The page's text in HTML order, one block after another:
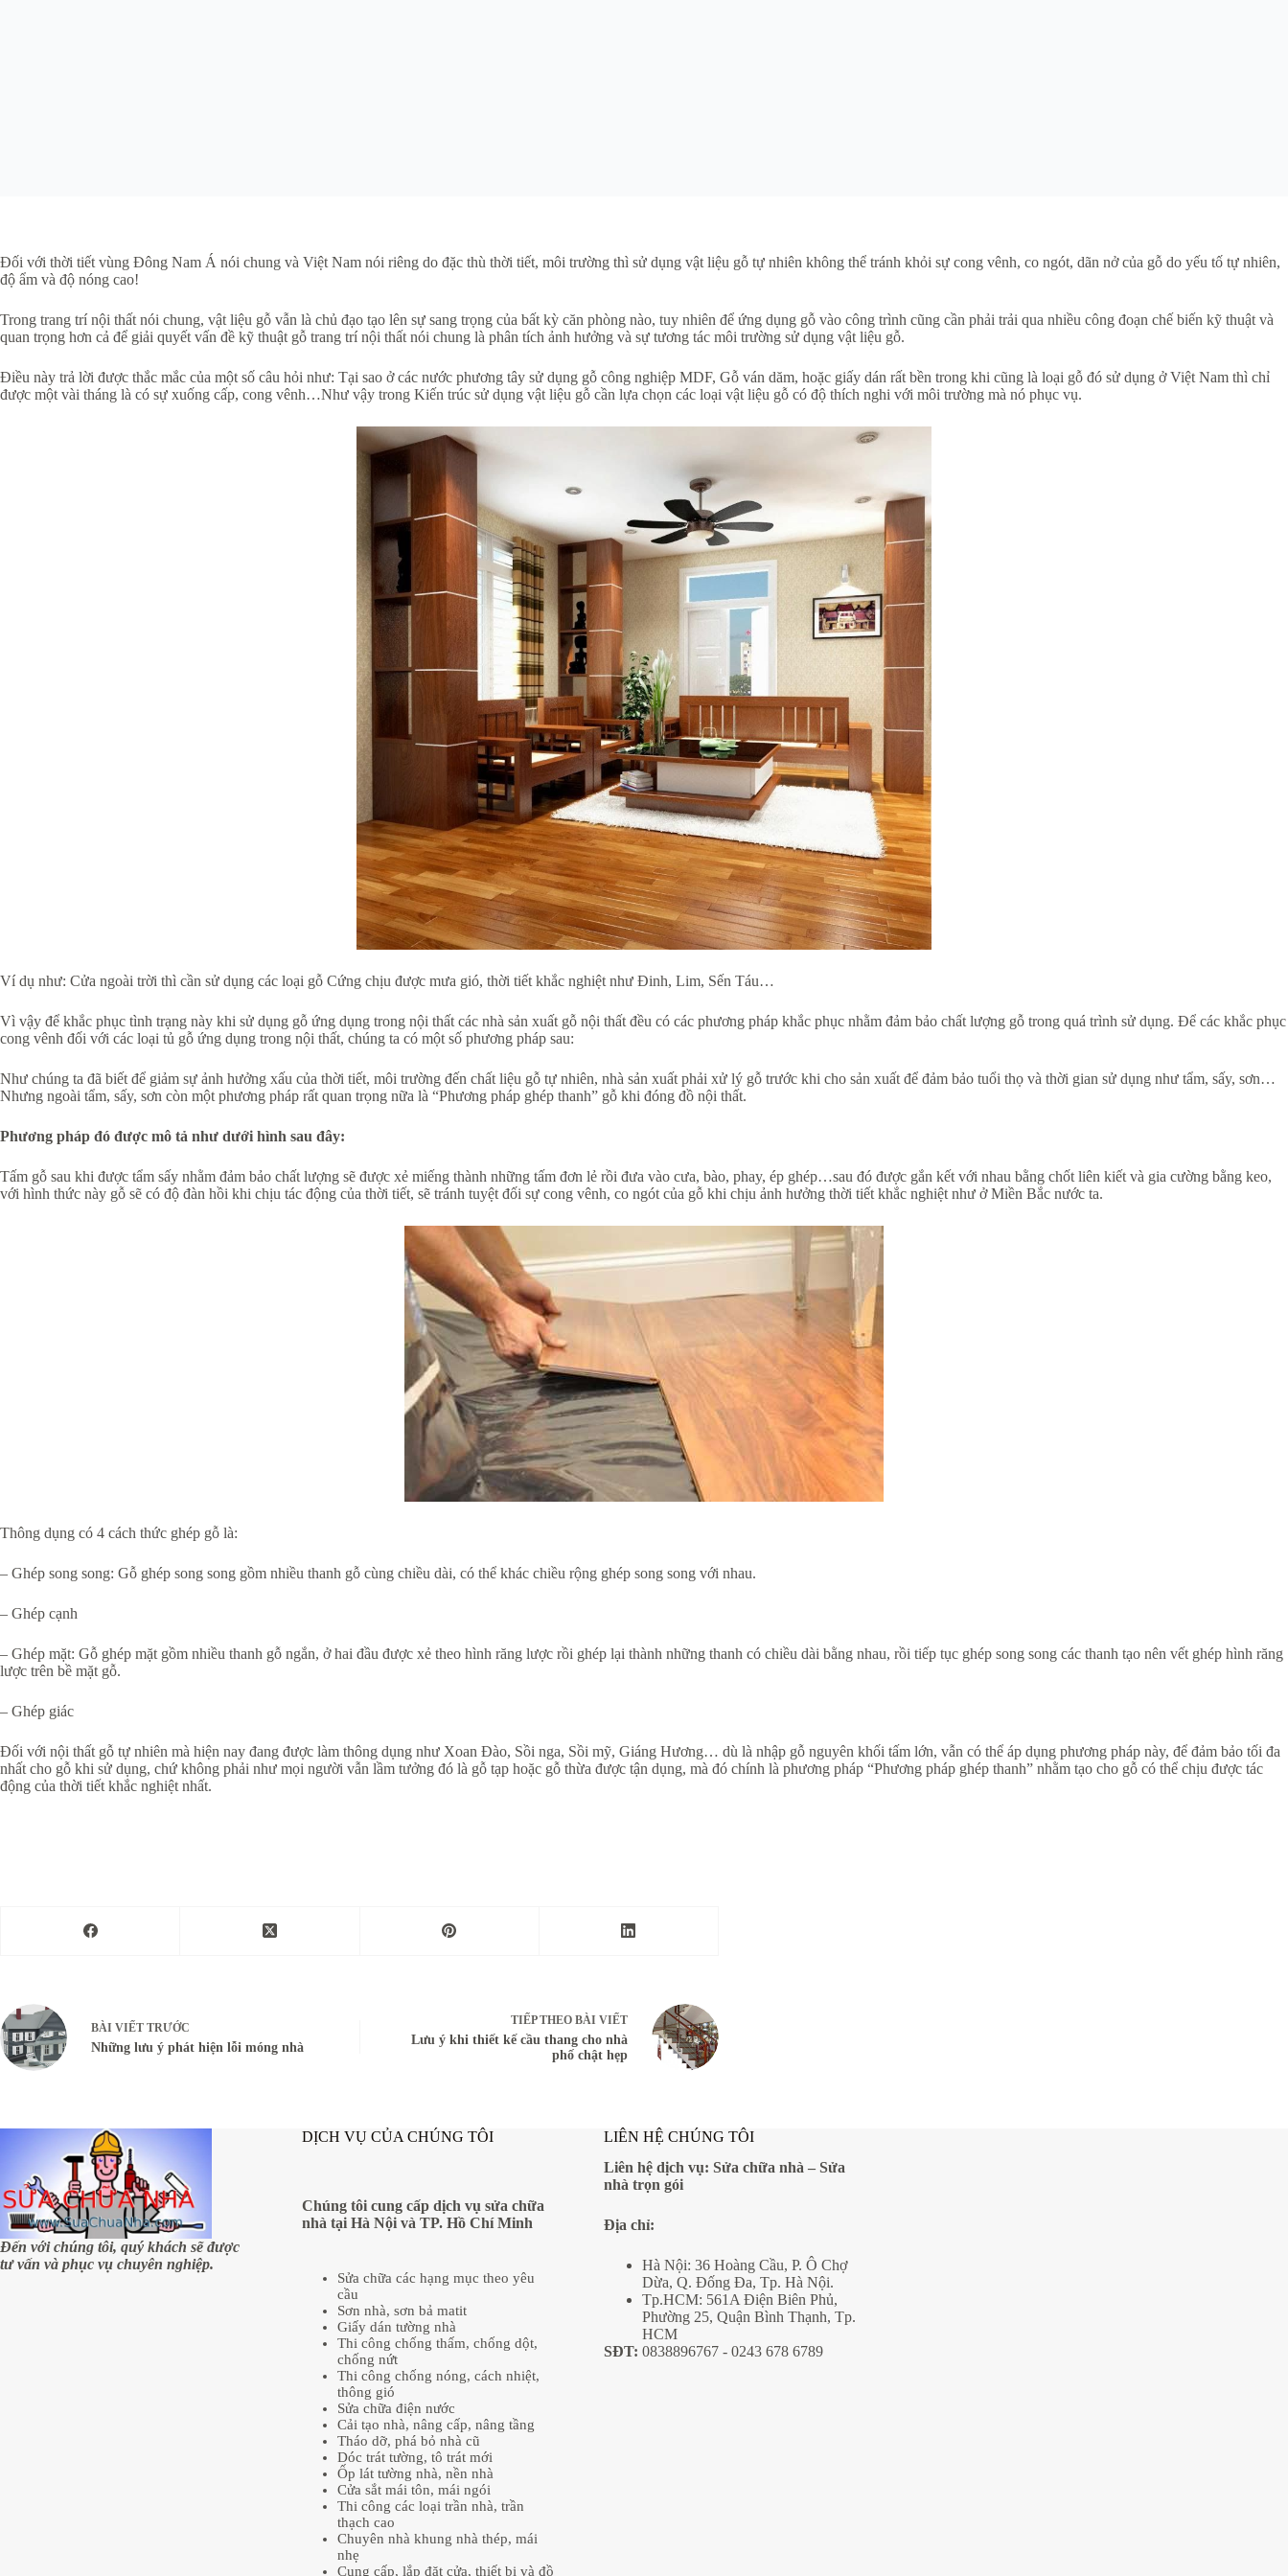
Đối với thời tiết vùng Đông Nam Á nói chung và Việt Nam nói riêng do đặc thù thời tiết, môi trường thì sử dụng vật liệu gỗ tự nhiên không thể tránh khỏi sự cong vênh, co ngót, dãn nở của gỗ do yếu tố tự nhiên,
độ ẩm và độ nóng cao!
Trong trang trí nội thất nói chung, vật liệu gỗ vẫn là chủ đạo tạo lên sự sang trọng của bất kỳ căn phòng nào, tuy nhiên để ứng dụng gỗ vào công trình cũng cần phải trải qua nhiều công đoạn chế biến kỹ thuật và
quan trọng hơn cả để giải quyết vấn đề kỹ thuật gỗ trang trí nội thất nói chung là phân tích ảnh hưởng và sự tương tác môi trường sử dụng vật liệu gỗ.
Điều này trả lời được thắc mắc của một số câu hỏi như: Tại sao ở các nước phương tây sử dụng gỗ công nghiệp MDF, Gỗ ván dăm, hoặc giấy dán rất bền trong khi cũng là loại gỗ đó sử dụng ở Việt Nam thì chỉ
được một vài tháng là có sự xuống cấp, cong vênh…Như vậy trong Kiến trúc sử dụng vật liệu gỗ cần lựa chọn các loại vật liệu gỗ có độ thích nghi với môi trường mà nó phục vụ.
Ví dụ như: Cửa ngoài trời thì cần sử dụng các loại gỗ Cứng chịu được mưa gió, thời tiết khắc nghiệt như Đinh, Lim, Sến Táu…
Vì vậy để khắc phục tình trạng này khi sử dụng gỗ ứng dụng trong nội thất các nhà sản xuất gỗ nội thất đều có các phương pháp khắc phục nhằm đảm bảo chất lượng gỗ trong quá trình sử dụng. Để các khắc phục
cong vênh đối với các loại tủ gỗ ứng dụng trong nội thất, chúng ta có một số phương pháp sau:
Như chúng ta đã biết để giảm sự ảnh hưởng xấu của thời tiết, môi trường đến chất liệu gỗ tự nhiên, nhà sản xuất phải xử lý gỗ trước khi cho sản xuất để đảm bảo tuổi thọ và thời gian sử dụng như tẩm, sấy, sơn…
Nhưng ngoài tẩm, sấy, sơn còn một phương pháp rất quan trọng nữa là “Phương pháp ghép thanh” gỗ khi đóng đồ nội thất.
Phương pháp đó được mô tả như dưới hình sau đây:
Tấm gỗ sau khi được tẩm sấy nhằm đảm bảo chất lượng sẽ được xẻ miếng thành những tấm đơn lẻ rồi đưa vào cưa, bào, phay, ép ghép…sau đó được gắn kết với nhau bằng chốt liên kiết và gia cường bằng keo,
với hình thức này gỗ sẽ có độ đàn hồi khi chịu tác động của thời tiết, sẽ tránh tuyệt đối sự cong vênh, co ngót của gỗ khi chịu ảnh hưởng thời tiết khắc nghiệt như ở Miền Bắc nước ta.
Thông dụng có 4 cách thức ghép gỗ là:
– Ghép song song: Gỗ ghép song song gồm nhiều thanh gỗ cùng chiều dài, có thể khác chiều rộng ghép song song với nhau.
– Ghép cạnh
– Ghép mặt: Gỗ ghép mặt gồm nhiều thanh gỗ ngắn, ở hai đầu được xẻ theo hình răng lược rồi ghép lại thành những thanh có chiều dài bằng nhau, rồi tiếp tục ghép song song các thanh tạo nên vết ghép hình răng
lược trên bề mặt gỗ.
– Ghép giác
Đối với nội thất gỗ tự nhiên mà hiện nay đang được làm thông dụng như Xoan Đào, Sồi nga, Sồi mỹ, Giáng Hương… dù là nhập gỗ nguyên khối tấm lớn, vẫn có thể áp dụng phương pháp này, để đảm bảo tối đa
nhất cho gỗ khi sử dụng, chứ không phải như mọi người vẫn lầm tưởng đó là gỗ tạp hoặc gỗ thừa được tận dụng, mà đó chính là phương pháp “Phương pháp ghép thanh” nhằm tạo cho gỗ có thể chịu được tác
động của thời tiết khắc nghiệt nhất.
BÀI VIẾT TRƯỚC
Những lưu ý phát hiện lỗi móng nhà
TIẾP THEO BÀI VIẾT
Lưu ý khi thiết kế cầu thang cho nhà
phố chật hẹp
Đến với chúng tôi, quý khách sẽ được
tư vấn và phục vụ chuyên nghiệp.
DỊCH VỤ CỦA CHÚNG TÔI
Chúng tôi cung cấp dịch vụ sửa chữa
nhà tại Hà Nội và TP. Hồ Chí Minh
Sửa chữa các hạng mục theo yêu
cầu
Sơn nhà, sơn bả matit
Giấy dán tường nhà
Thi công chống thấm, chống dột,
chống nứt
Thi công chống nóng, cách nhiệt,
thông gió
Sửa chữa điện nước
Cải tạo nhà, nâng cấp, nâng tầng
Tháo dỡ, phá bỏ nhà cũ
Dóc trát tường, tô trát mới
Ốp lát tường nhà, nền nhà
Cửa sắt mái tôn, mái ngói
Thi công các loại trần nhà, trần
thạch cao
Chuyên nhà khung nhà thép, mái
nhẹ
Cung cấp, lắp đặt cửa, thiết bị và đồ
LIÊN HỆ CHÚNG TÔI
Liên hệ dịch vụ: Sửa chữa nhà– Sửa
nhà trọn gói
Địa chỉ:
Hà Nội: 36 Hoàng Cầu, P. Ô Chợ
Dừa, Q. Đống Đa, Tp. Hà Nội.
Tp.HCM: 561A Điện Biên Phủ,
Phường 25, Quận Bình Thạnh, Tp.
HCM
SĐT: 0838896767- 0243 678 6789